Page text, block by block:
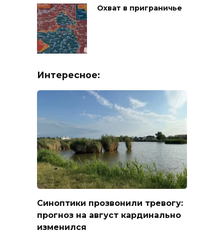
Охват в приграничье
Интересное:
Синоптики прозвонили тревогу:
прогноз на август кардинально
изменился